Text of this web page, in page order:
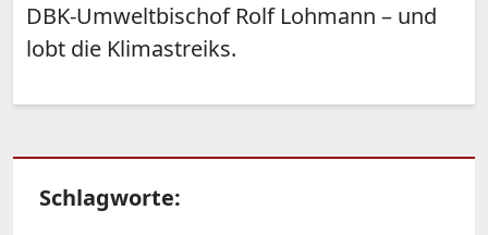
DBK-Umweltbischof Rolf Lohmann – und
lobt die Klimastreiks.
Schlagworte: